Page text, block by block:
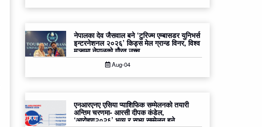
नेपालका देव जैसवाल बने ‘टुरिज्म एम्बासडर युनिभर्स
इन्टरनेशनल २०२६’ किड्स मेल ग्रान्ड विनर, विश्व
मञ्चमा नेपालको गौरव उच्च
Aug-04
एनआरएनए एसिया प्याशिफिक सम्मेलनको तयारी
अन्तिम चरणमा- आरसी दीपक कंडेल,
‘आरोहण२०२६’ भव्य र सभ्य सम्मेलन हुने